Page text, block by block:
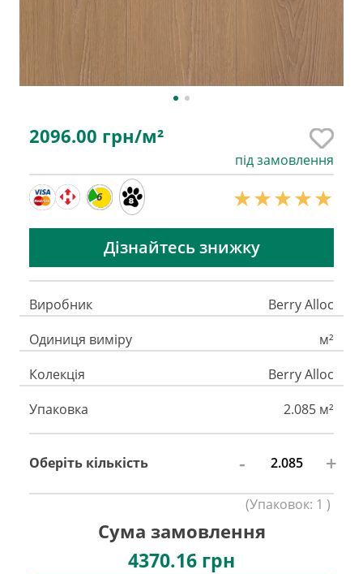
2096.00 грн/м²
під замовлення
6
Дізнайтесь знижку
Виробник
Berry Alloc
Одиниця виміру
м²
Колекція
Berry Alloc
Упаковка
2.085 м²
Оберіть кількість - +
(Упаковок: 1 )
Сума замовлення
4370.16 грн